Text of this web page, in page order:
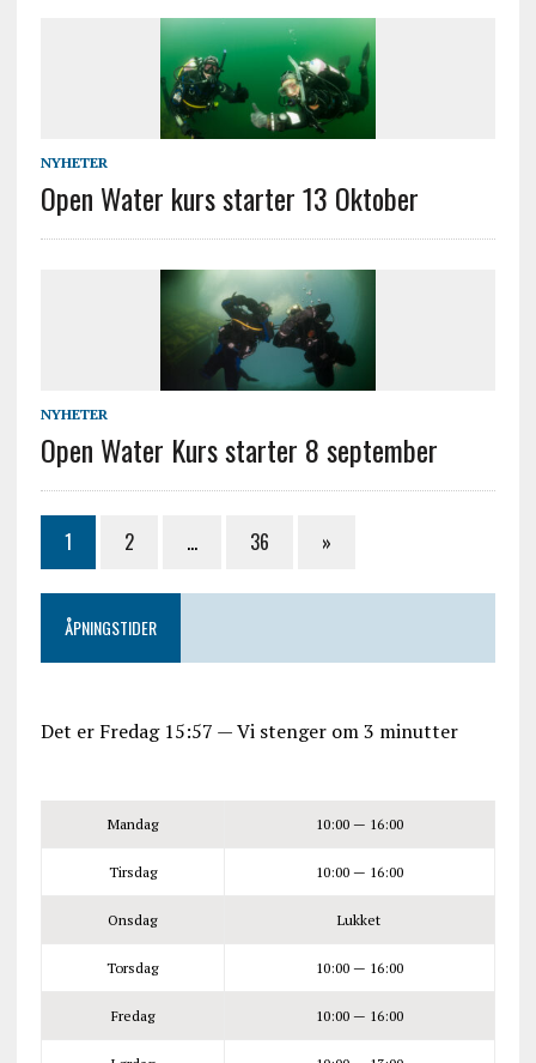
NYHETER
Open Water kurs starter 13 Oktober
NYHETER
Open Water Kurs starter 8 september
1 2 … 36 »
ÅPNINGSTIDER
Det erFredag15:57 —Vi stenger om 3 minutter
Mandag 10:00 — 16:00
Tirsdag 10:00 — 16:00
Onsdag Lukket
Torsdag 10:00 — 16:00
Fredag 10:00 — 16:00